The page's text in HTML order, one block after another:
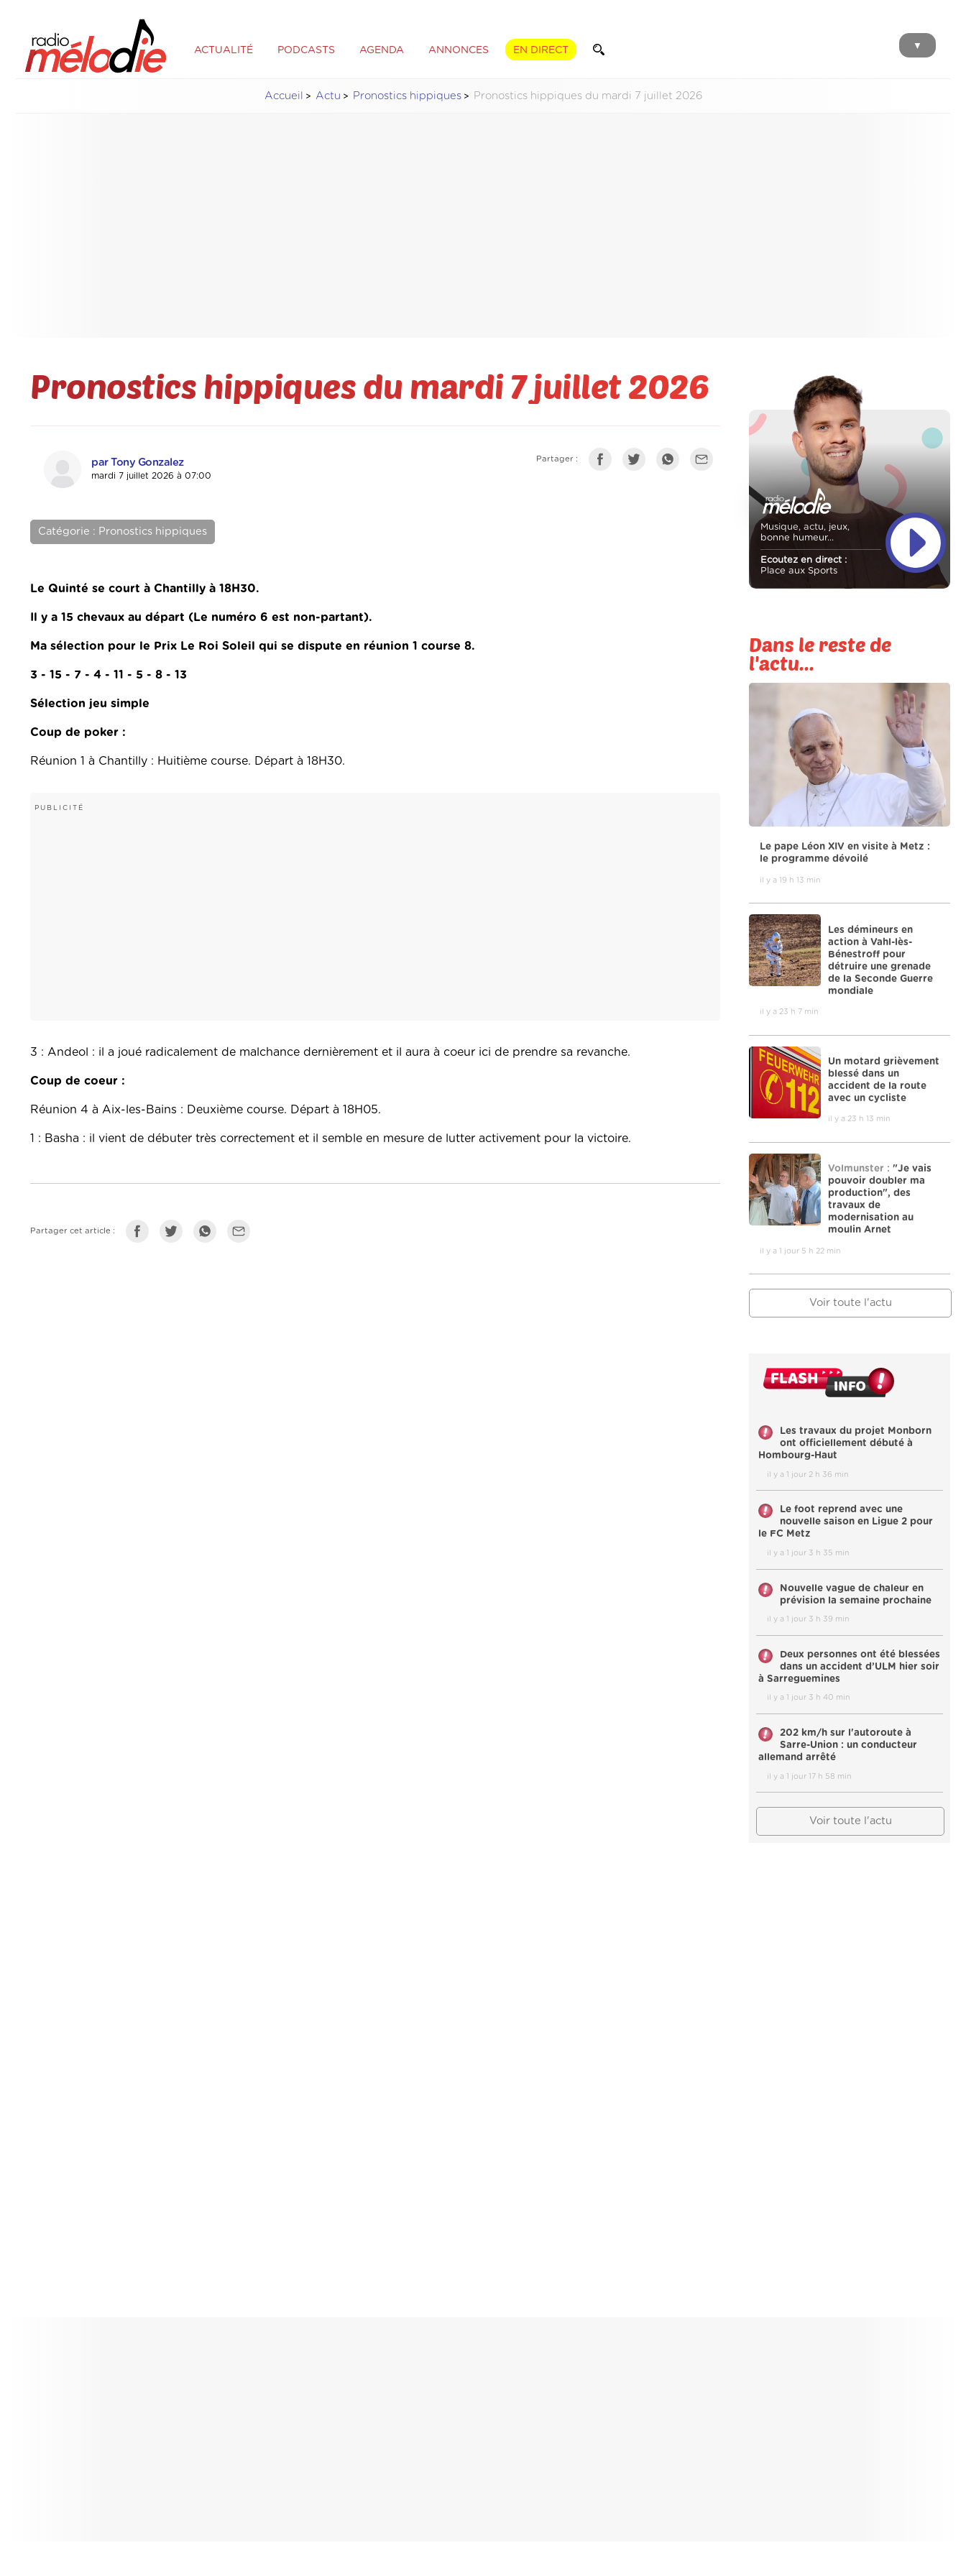
ACTUALITÉ PODCASTS AGENDA ANNONCES EN DIRECT ▼
Accueil Actu Pronostics hippiques Pronostics hippiques du mardi 7 juillet 2026
Pronostics hippiques du mardi 7 juillet 2026
par Tony Gonzalez
mardi 7 juillet 2026 à 07:00
Partager :
Catégorie : Pronostics hippiques
Le Quinté se court à Chantilly à 18H30.
Il y a 15 chevaux au départ (Le numéro 6 est non-partant).
Ma sélection pour le Prix Le Roi Soleil qui se dispute en réunion 1 course 8.
3 - 15 - 7 - 4 - 11 - 5 - 8 - 13
Sélection jeu simple
Coup de poker :
Réunion 1 à Chantilly : Huitième course. Départ à 18H30.
3 : Andeol : il a joué radicalement de malchance dernièrement et il aura à coeur ici de prendre sa revanche.
Coup de coeur :
Réunion 4 à Aix-les-Bains : Deuxième course. Départ à 18H05.
1 : Basha : il vient de débuter très correctement et il semble en mesure de lutter activement pour la victoire.
Partager cet article :
Musique, actu, jeux,
bonne humeur...
Ecoutez en direct :
Place aux Sports
Dans le reste de
l'actu...
Le pape Léon XIV en visite à Metz :
le programme dévoilé
il y a 19 h 13 min
Les démineurs en
action à Vahl-lès-
Bénestroff pour
détruire une grenade
de la Seconde Guerre
mondiale
il y a 23 h 7 min
Un motard grièvement
blessé dans un
accident de la route
avec un cycliste
il y a 23 h 13 min
Volmunster : "Je vais
pouvoir doubler ma
production", des
travaux de
modernisation au
moulin Arnet
il y a 1 jour 5 h 22 min
Voir toute l'actu
Les travaux du projet Monborn
ont officiellement débuté à
Hombourg-Haut
il y a 1 jour 2 h 36 min
Le foot reprend avec une
nouvelle saison en Ligue 2 pour
le FC Metz
il y a 1 jour 3 h 35 min
Nouvelle vague de chaleur en
prévision la semaine prochaine
il y a 1 jour 3 h 39 min
Deux personnes ont été blessées
dans un accident d’ULM hier soir
à Sarreguemines
il y a 1 jour 3 h 40 min
202 km/h sur l'autoroute à
Sarre-Union : un conducteur
allemand arrêté
il y a 1 jour 17 h 58 min
Voir toute l'actu